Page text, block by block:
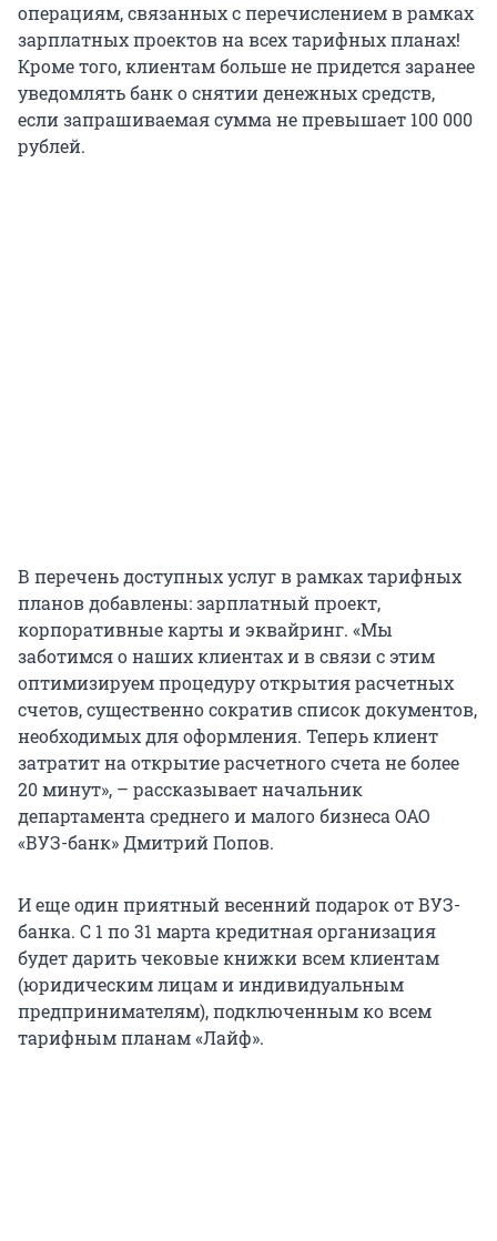
операциям, связанных с перечислением в рамках
зарплатных проектов на всех тарифных планах!
Кроме того, клиентам больше не придется заранее
уведомлять банк о снятии денежных средств,
если запрашиваемая сумма не превышает 100 000
рублей.
В перечень доступных услуг в рамках тарифных
планов добавлены: зарплатный проект,
корпоративные карты и эквайринг. «Мы
заботимся о наших клиентах и в связи с этим
оптимизируем процедуру открытия расчетных
счетов, существенно сократив список документов,
необходимых для оформления. Теперь клиент
затратит на открытие расчетного счета не более
20 минут», – рассказывает начальник
департамента среднего и малого бизнеса ОАО
«ВУЗ-банк» Дмитрий Попов.
И еще один приятный весенний подарок от ВУЗ-
банка. С 1 по 31 марта кредитная организация
будет дарить чековые книжки всем клиентам
(юридическим лицам и индивидуальным
предпринимателям), подключенным ко всем
тарифным планам «Лайф».